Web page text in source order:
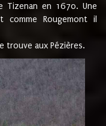
Tizenan en 1670. Une
Rougemont il
trouve aux Pézières.